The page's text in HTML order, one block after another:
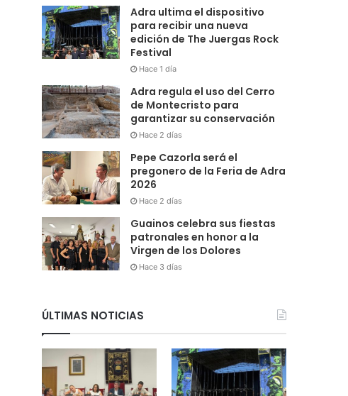
Adra ultima el dispositivo
para recibir una nueva
edición de The Juergas Rock
Festival
Hace 1 día
Adra regula el uso del Cerro
de Montecristo para
garantizar su conservación
Hace 2 días
Pepe Cazorla será el
pregonero de la Feria de Adra
2026
Hace 2 días
Guainos celebra sus fiestas
patronales en honor a la
Virgen de los Dolores
Hace 3 días
ÚLTIMAS NOTICIAS